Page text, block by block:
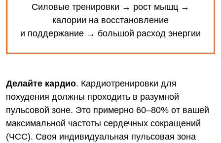
Силовые тренировки → рост мышц →
калории на восстановление
и поддержание → большой расход энергии
Делайте кардио. Кардиотренировки для
похудения должны проходить в разумной
пульсовой зоне. Это примерно 60–80% от вашей
максимальной частоты сердечных сокращений
(ЧСС). Своя индивидуальная пульсовая зона